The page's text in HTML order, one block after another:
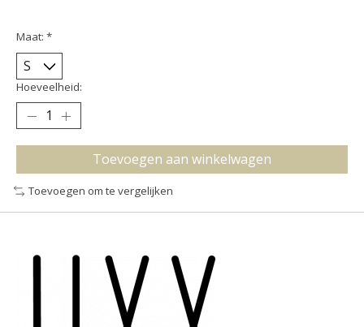
Maat: *
Hoeveelheid:
Toevoegen aan winkelwagen
Toevoegen om te vergelijken